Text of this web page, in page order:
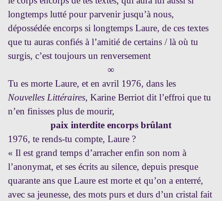
longtemps lutté pour parvenir jusqu’à nous,
dépossédée encorps si longtemps Laure, de ces textes
que tu auras confiés à l’amitié de certains / là où tu
surgis, c’est toujours un renversement
∞
Tu es morte Laure, et en avril 1976, dans les
Nouvelles Littéraires, Karine Berriot dit l’effroi que tu
n’en finisses plus de mourir,
paix interdite encorps brûlant
1976, te rends-tu compte, Laure ?
« Il est grand temps d’arracher enfin son nom à
l’anonymat, et ses écrits au silence, depuis presque
quarante ans que Laure est morte et qu’on a enterré,
avec sa jeunesse, des mots purs et durs d’un cristal fait